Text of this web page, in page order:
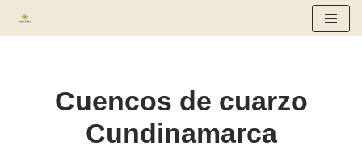
Cuencos de cuarzo
Cundinamarca